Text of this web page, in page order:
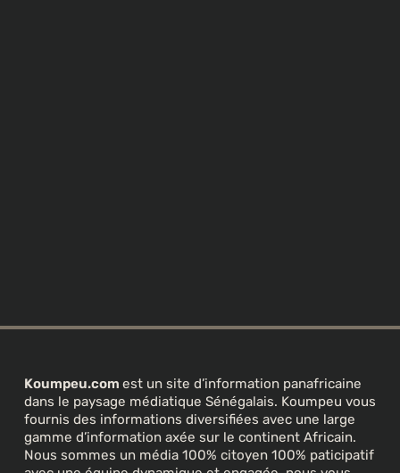
Koumpeu.com est un site d’information panafricaine
dans le paysage médiatique Sénégalais. Koumpeu vous
fournis des informations diversifiées avec une large
gamme d’information axée sur le continent Africain.
Nous sommes un média 100% citoyen 100% paticipatif